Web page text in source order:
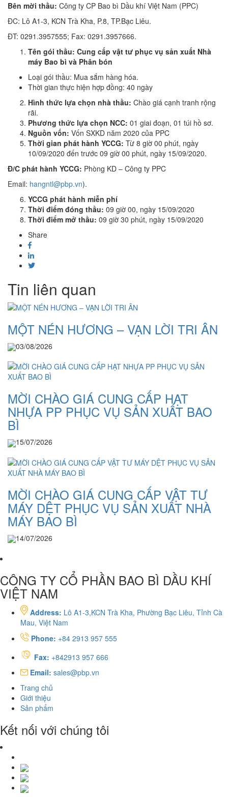
Bên mời thầu: Công ty CP Bao bì Dầu khí Việt Nam (PPC)
ĐC: Lô A1-3, KCN Trà Kha, P.8, TP.Bạc Liêu.
ĐT: 0291.3957555; Fax: 0291.3957666.
Tên gói thầu: Cung cấp vật tư phục vụ sản xuất Nhà
máy Bao bì và Phân bón
Loại gói thầu: Mua sắm hàng hóa.
Thời gian thực hiện hợp đồng: 40 ngày
Hình thức lựa chọn nhà thầu: Chào giá cạnh tranh rộng
rãi.
Phương thức lựa chọn NCC: 01 giai đoạn, 01 túi hồ sơ.
Nguồn vốn: Vốn SXKD năm 2020 của PPC
Thời gian phát hành YCCG: Từ 8 giờ 00 phút, ngày
10/09/2020 đến trước 09 giờ 00 phút, ngày 15/09/2020.
Đ/C phát hành YCCG: Phòng KD – Công ty PPC
Email: hangntl@pbp.vn).
YCCG phát hành miễn phí
Thời điểm đóng thầu: 09 giờ 00, ngày 15/09/2020
Thời điểm mở thầu: 09 giờ 30 phút, ngày 15/09/2020
Share
Tin liên quan
MỘT NÉN HƯƠNG – VẠN LỜI TRI ÂN
03/08/2026
MỜI CHÀO GIÁ CUNG CẤP HẠT
NHỰA PP PHỤC VỤ SẢN XUẤT BAO
BÌ
15/07/2026
MỜI CHÀO GIÁ CUNG CẤP VẬT TƯ
MÁY DỆT PHỤC VỤ SẢN XUẤT NHÀ
MÁY BAO BÌ
14/07/2026
CÔNG TY CỔ PHẦN BAO BÌ DẦU KHÍ
VIỆT NAM
Address: Lô A1-3,KCN Trà Kha, Phường Bạc Liêu, Tỉnh Cà
Mau, Việt Nam
Phone: +84 2913 957 555
Fax: +842913 957 666
Email: sales@pbp.vn
Trang chủ
Giới thiệu
Sản phẩm
Kết nối với chúng tôi